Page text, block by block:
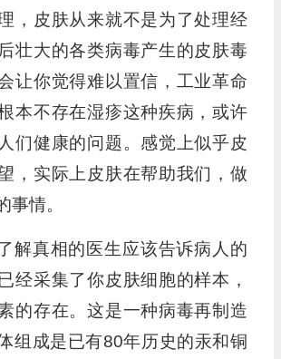
，皮肤从来就不是为了处理经
壮大的各类病毒产生的皮肤毒
让你觉得难以置信，工业革命
本不存在湿疹这种疾病，或许
们健康的问题。感觉上似乎皮
，实际上皮肤在帮助我们，做
事情。
解真相的医生应该告诉病人的
经采集了你皮肤细胞的样本，
的存在。这是一种病毒再制造
组成是已有80年历史的汞和铜